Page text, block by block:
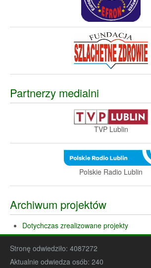
Partnerzy medialni
TVP Lublin
Polskie Radio Lublin
Archiwum projektów
Dotychczas zrealizowane projekty
Stronę odwiedziło: 4087272
Aktualnie odwiedza osób: 240